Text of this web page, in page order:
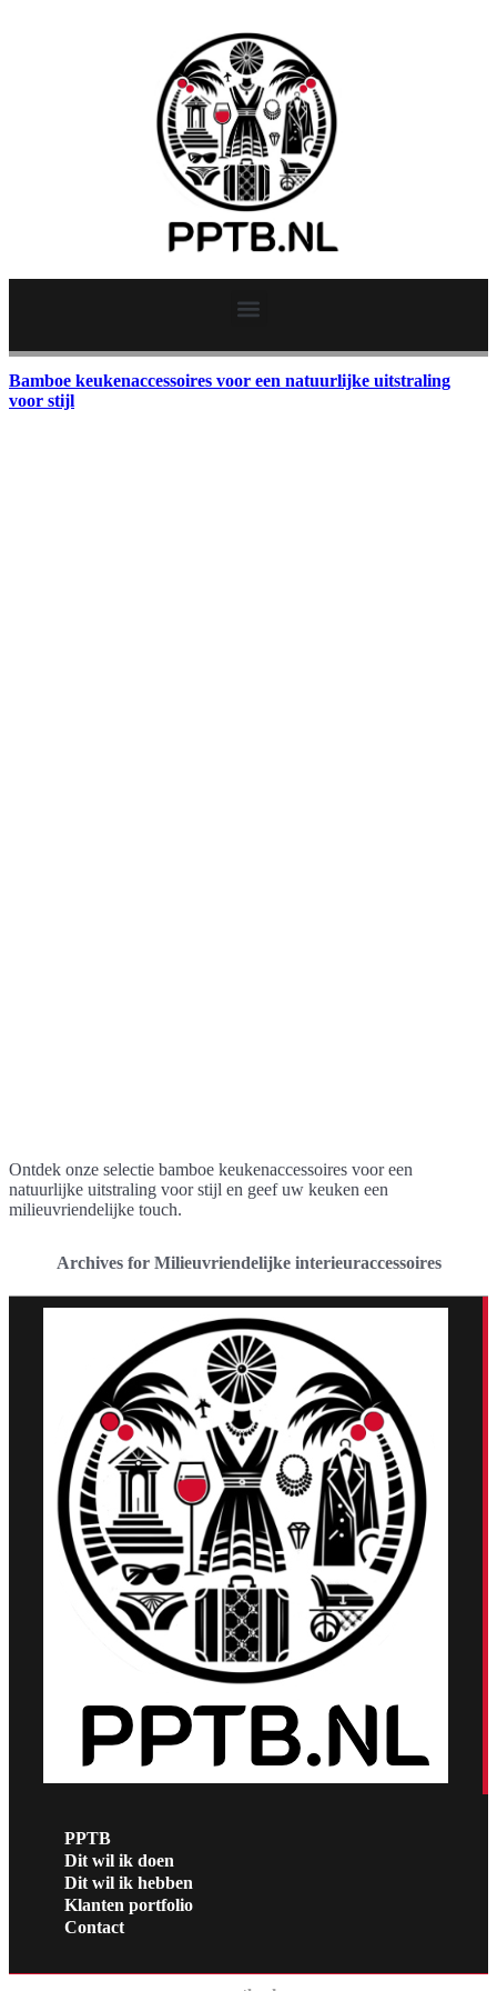
Bamboe keukenaccessoires voor een natuurlijke uitstraling
voor stijl
Ontdek onze selectie bamboe keukenaccessoires voor een
natuurlijke uitstraling voor stijl en geef uw keuken een
milieuvriendelijke touch.
Archives for Milieuvriendelijke interieuraccessoires
PPTB
Dit wil ik doen
Dit wil ik hebben
Klanten portfolio
Contact